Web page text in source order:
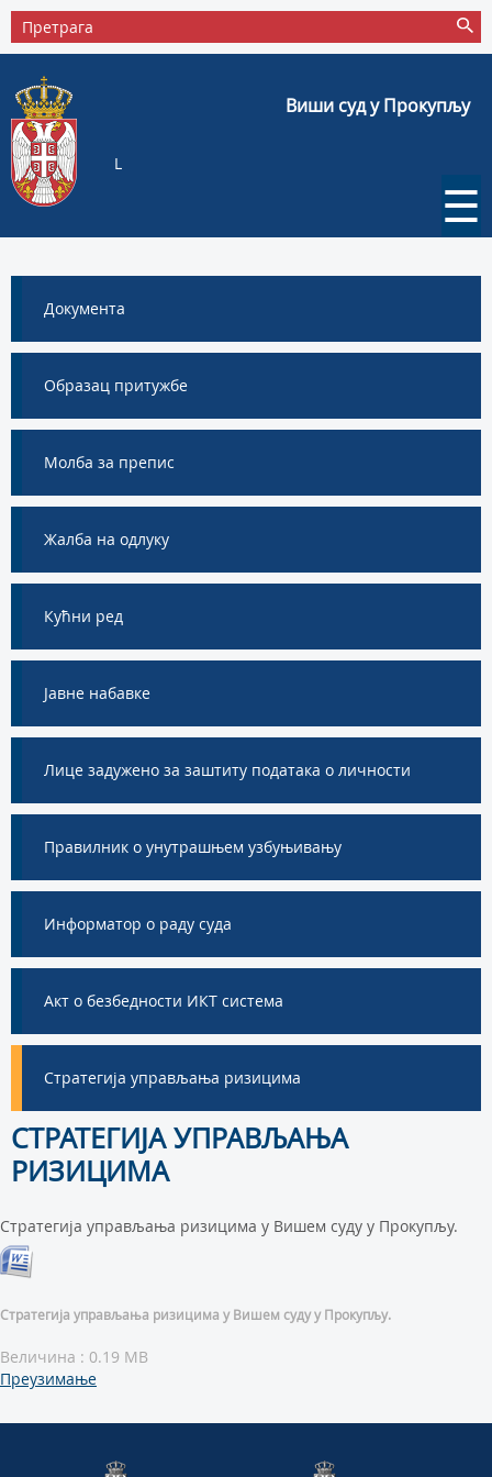
Виши суд у Прокупљу
L
☰
Документа
Образац притужбе
Молба за препис
Жалба на одлуку
Кућни ред
Jавне набавке
Лице задужено за заштиту података о личности
Правилник о унутрашњем узбуњивању
Информатор о раду суда
Акт о безбедности ИКТ система
Стратегија управљања ризицима
СТРАТЕГИЈА УПРАВЉАЊА
РИЗИЦИМА
Стратегија управљања ризицима у Вишем суду у Прокупљу.
Стратегија управљања ризицима у Вишем суду у Прокупљу.
Величина : 0.19 MB
Преузимање